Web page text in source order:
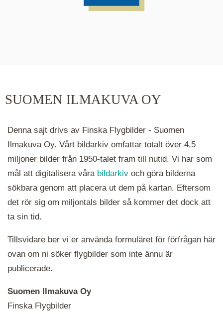
hålla ned ctrl-tangenten och scrolla.
SUOMEN ILMAKUVA OY
Denna sajt drivs av Finska Flygbilder - Suomen
Ilmakuva Oy. Vårt bildarkiv omfattar totalt över 4,5
miljoner bilder från 1950-talet fram till nutid. Vi har som
mål att digitalisera våra bildarkiv och göra bilderna
sökbara genom att placera ut dem på kartan. Eftersom
det rör sig om miljontals bilder så kommer det dock att
ta sin tid.
Tillsvidare ber vi er använda formuläret för förfrågan här
ovan om ni söker flygbilder som inte ännu är
publicerade.
Suomen Ilmakuva Oy
Finska Flygbilder